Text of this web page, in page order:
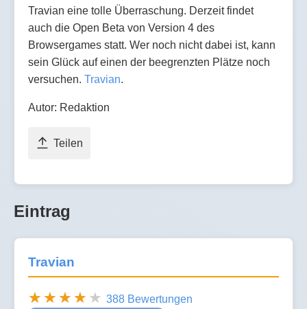
Travian eine tolle Überraschung. Derzeit findet
auch die Open Beta von Version 4 des
Browsergames statt. Wer noch nicht dabei ist, kann
sein Glück auf einen der beegrenzten Plätze noch
versuchen. Travian.
Autor: Redaktion
Teilen
Eintrag
Travian
388 Bewertungen